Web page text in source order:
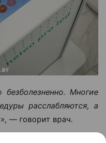
безболезненно. Многие
расслабляются, а
— говорит врач.